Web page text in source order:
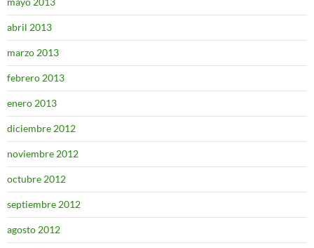
abril 2013
marzo 2013
febrero 2013
enero 2013
diciembre 2012
noviembre 2012
octubre 2012
septiembre 2012
agosto 2012